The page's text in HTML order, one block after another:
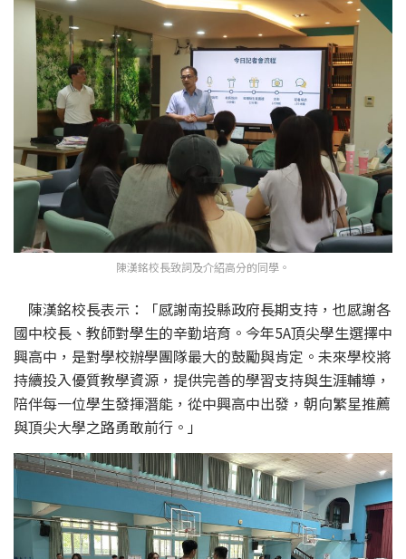
陳漢銘校長致詞及介紹高分的同學。
陳漢銘校長表示：「感謝南投縣政府長期支持，也感謝各
國中校長、教師對學生的辛勤培育。今年5A頂尖學生選擇中
興高中，是對學校辦學團隊最大的鼓勵與肯定。未來學校將
持續投入優質教學資源，提供完善的學習支持與生涯輔導，
陪伴每一位學生發揮潛能，從中興高中出發，朝向繁星推薦
與頂尖大學之路勇敢前行。」